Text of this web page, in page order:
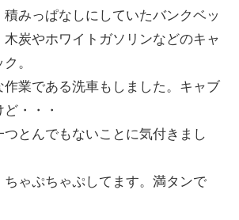
みっぱなしにしていたバンクベッ
木炭やホワイトガソリンなどのキャ
。
作業である洗車もしました。キャブ
・・・
とんでもないことに気付きまし
ちゃぷちゃぷしてます。満タンで